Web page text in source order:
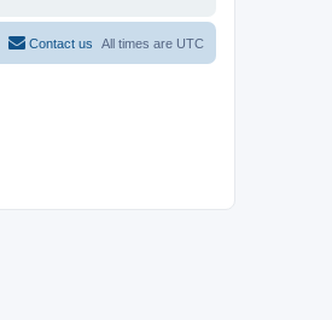
All times are UTC
Contact us